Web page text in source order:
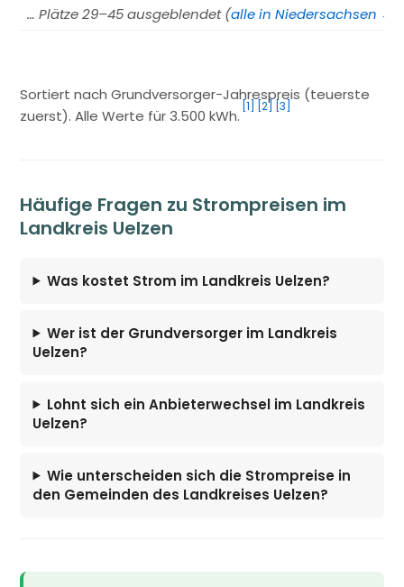
… Plätze 29–45 ausgeblendet (alle in Niedersachsen →
Sortiert nach Grundversorger-Jahrespreis (teuerste
zuerst). Alle Werte für 3.500 kWh.
[1] [2] [3]
Häufige Fragen zu Strompreisen im
Landkreis Uelzen
Was kostet Strom im Landkreis Uelzen?
Wer ist der Grundversorger im Landkreis
Uelzen?
Lohnt sich ein Anbieterwechsel im Landkreis
Uelzen?
Wie unterscheiden sich die Strompreise in
den Gemeinden des Landkreises Uelzen?